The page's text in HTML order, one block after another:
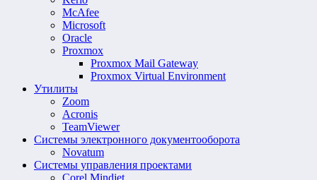
McAfee
Microsoft
Oracle
Proxmox
Proxmox Mail Gateway
Proxmox Virtual Environment
Утилиты
Zoom
Acronis
TeamViewer
Системы электронного документооборота
Novatum
Системы управления проектами
Corel Mindjet